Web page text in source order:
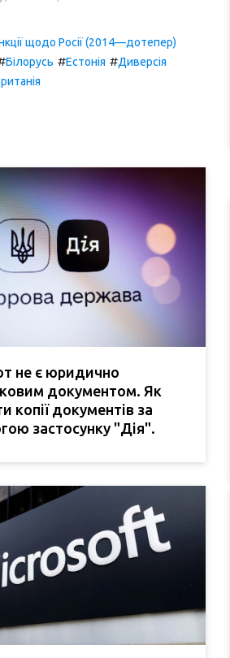
щодо Росії (2014—дотепер)
Білорусь #Естонія #Диверсія
не є юридично
документом. Як
копії документів за
застосунку "Дія".